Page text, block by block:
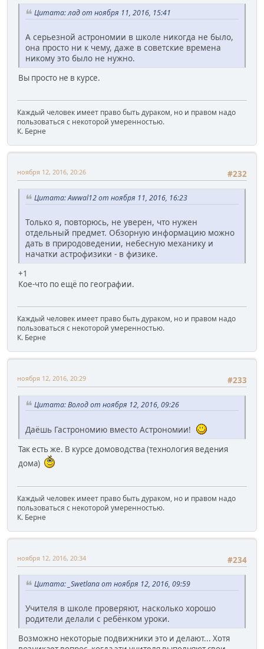
Цитата: лад от ноября 11, 2016, 15:41
А серьезной астрономии в школе никогда не было,
она просто ни к чему, даже в советские времена
никому это было не нужно.
Вы просто не в курсе.
Каждый человек имеет право быть дураком, но и правом надо
пользоваться с некоторой умеренностью.
К. Берне
#232
ноября 12, 2016, 20:26
Цитата: Awwal12 от ноября 11, 2016, 16:23
Только я, повторюсь, не уверен, что нужен
отдельный предмет. Обзорную информацию можно
дать в природоведении, небесную механику и
начатки астрофизики - в физике.
+1
Кое-что по ещё по географии.
Каждый человек имеет право быть дураком, но и правом надо
пользоваться с некоторой умеренностью.
К. Берне
#233
ноября 12, 2016, 20:29
Цитата: Волод от ноября 12, 2016, 09:26
Даёшь Гастрономию вместо Астрономии!
Так есть же. В курсе домоводства (технология ведения
дома)
Каждый человек имеет право быть дураком, но и правом надо
пользоваться с некоторой умеренностью.
К. Берне
#234
ноября 12, 2016, 20:34
Цитата: _Swetlana от ноября 12, 2016, 09:59
Учителя в школе проверяют, насколько хорошо
родители делали с ребёнком уроки.
Возможно некоторые подвижники это и делают... Хотя